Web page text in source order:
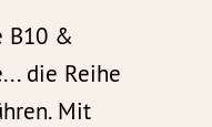
B10 &
die Reihe
Mit